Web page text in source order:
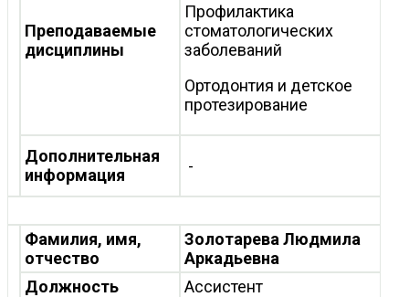
Преподаваемые
дисциплины
Профилактика
стоматологических
заболеваний
Ортодонтия и детское
протезирование
Дополнительная
информация
-
Фамилия, имя,
отчество
Золотарева Людмила
Аркадьевна
Должность
Ассистент